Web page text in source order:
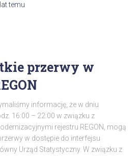
temu
przerwy w
informację, że w dniu
16:00 – 22:00 w związku z
rejestru REGON, mogą
w dostępie do interfejsu
Urząd Statystyczny. W związku z